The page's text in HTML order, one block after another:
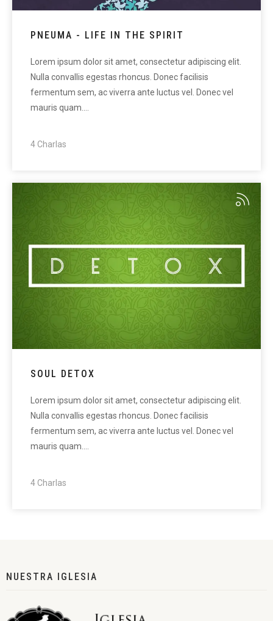
PNEUMA - LIFE IN THE SPIRIT
Lorem ipsum dolor sit amet, consectetur adipiscing elit.
Nulla convallis egestas rhoncus. Donec facilisis
fermentum sem, ac viverra ante luctus vel. Donec vel
mauris quam.…
4 Charlas
SOUL DETOX
Lorem ipsum dolor sit amet, consectetur adipiscing elit.
Nulla convallis egestas rhoncus. Donec facilisis
fermentum sem, ac viverra ante luctus vel. Donec vel
mauris quam.…
4 Charlas
NUESTRA IGLESIA